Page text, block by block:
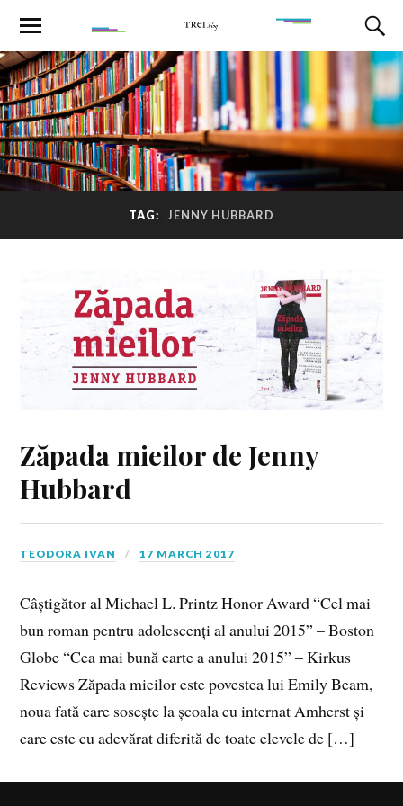
TAG: JENNY HUBBARD
Zăpada mieilor de Jenny
Hubbard
TEODORA IVAN 17 MARCH 2017
Câștigător al Michael L. Printz Honor Award “Cel mai
bun roman pentru adolescenți al anului 2015” – Boston
Globe “Cea mai bună carte a anului 2015” – Kirkus
Reviews Zăpada mieilor este povestea lui Emily Beam,
noua fată care sosește la școala cu internat Amherst și
care este cu adevărat diferită de toate elevele de […]